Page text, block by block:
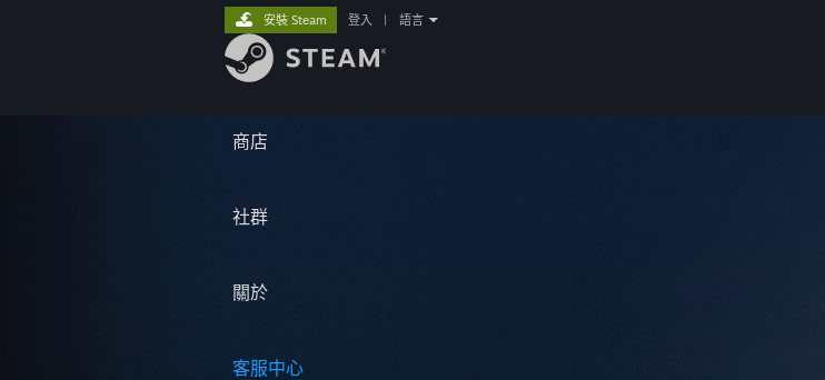
商店
社群
關於
客服中心
安裝 Steam 登入 語言